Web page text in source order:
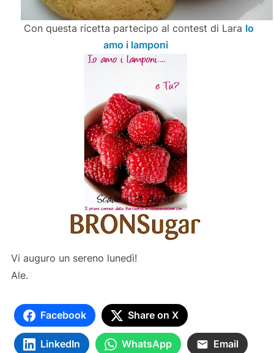
Con questa ricetta partecipo al contest di Lara Io
amo i lamponi
Vi auguro un sereno lunedì!
Ale.
Facebook Share on X
LinkedIn WhatsApp Email